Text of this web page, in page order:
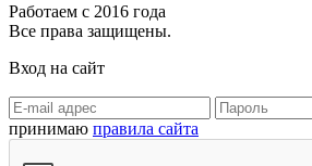
Работаем с 2016 года
Все права защищены.
Вход на сайт
принимаю правила сайта